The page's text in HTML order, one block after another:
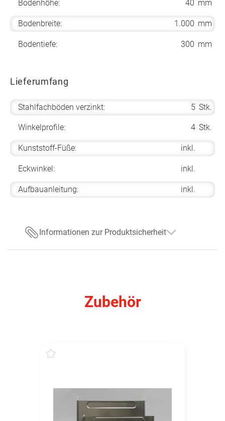
Bodenhöhe: 40 mm
Bodenbreite: 1.000 mm
Bodentiefe: 300 mm
Lieferumfang
Stahlfachböden verzinkt: 5 Stk.
Winkelprofile: 4 Stk.
Kunststoff-Füße: inkl.
Eckwinkel: inkl.
Aufbauanleitung: inkl.
Informationen zur Produktsicherheit
Zubehör